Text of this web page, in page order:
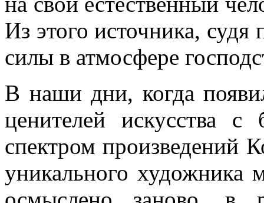
Из этого источника,
силы в атмосфере
В наши дни, когда
ценителей искусства
спектром произведений
уникального